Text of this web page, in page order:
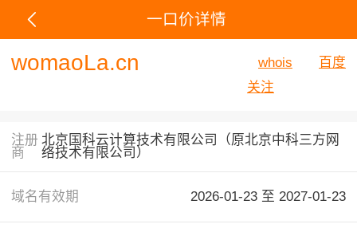
一口价详情
womaoLa.cn whois
百度
关注
注册
商
北京国科云计算技术有限公司（原北京中科三方网
络技术有限公司）
域名有效期 2026-01-23 至 2027-01-23